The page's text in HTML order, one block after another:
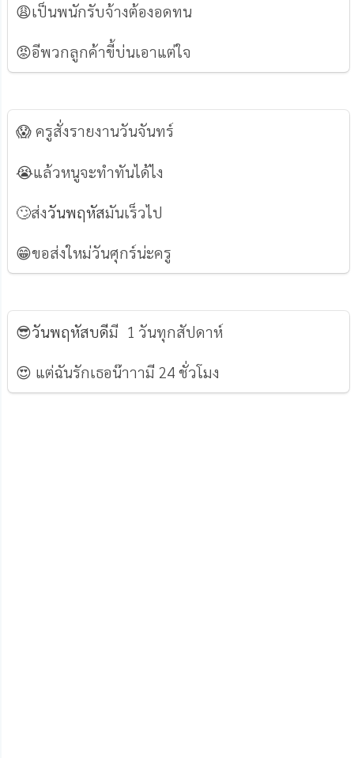
😩เป็นพนักรับจ้างต้องอดทน
😡อีพวกลูกค้าขี้บ่นเอาแต่ใจ
😱 ครูสั่งรายงานวันจันทร์
😭แล้วหนูจะทำทันได้ไง
🙄ส่งวันพฤหัสมันเร็วไป
😁ขอส่งใหม่วันศุกร์น่ะครู
😎วันพฤหัสบดีมี 1 วันทุกสัปดาห์
😍 แต่ฉันรักเธอน๊าาามี 24 ชั่วโมง